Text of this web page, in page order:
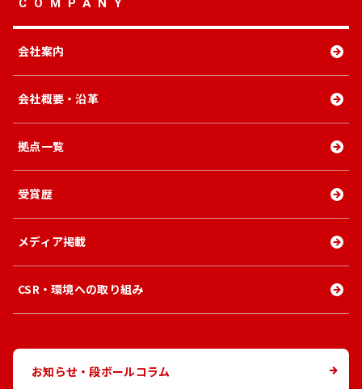
会社案内
会社概要・沿革
拠点一覧
受賞歴
メディア掲載
CSR・環境への取り組み
お知らせ・段ボールコラム